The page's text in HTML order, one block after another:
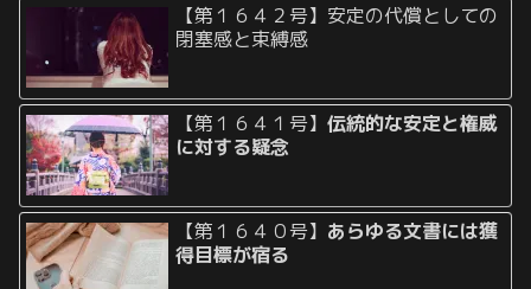
【第１６４２号】安定の代償としての
閉塞感と束縛感
【第１６４１号】伝統的な安定と権威
に対する疑念
【第１６４０号】 あらゆる文書には獲
得目標が宿る